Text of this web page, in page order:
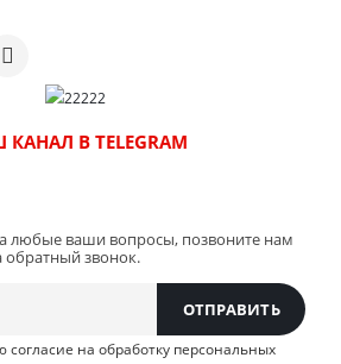
В TELEGRAM
любые ваши вопросы, позвоните нам
обратный звонок.
на обработку персональных